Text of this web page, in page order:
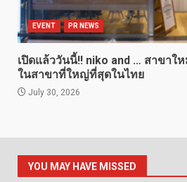
EVENT PR NEWS
เปิดแล้ววันนี้!! niko and … สาขาใ
ในสาขาที่ใหญ่ที่สุดในไทย
July 30, 2026
YOU MAY HAVE MISSED